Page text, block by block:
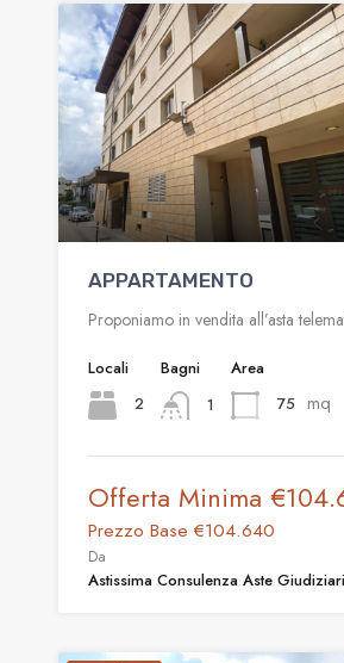
APPARTAMENTO
Proponiamo in vendita all’asta
Locali
2
Bagni
1
Area
75 mq
Offerta Minima
Prezzo Base €104.640
Da
Astissima Consulenza Aste